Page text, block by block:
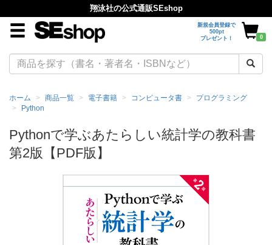
翔泳社の公式通販SEshop
新規会員登録で
500pt
プレゼント！
0
ホーム 商品一覧 電子書籍 コンピュータ書
プログラミング
Python
Pythonで学ぶあたらしい統計学の教科書
第2版【PDF版】